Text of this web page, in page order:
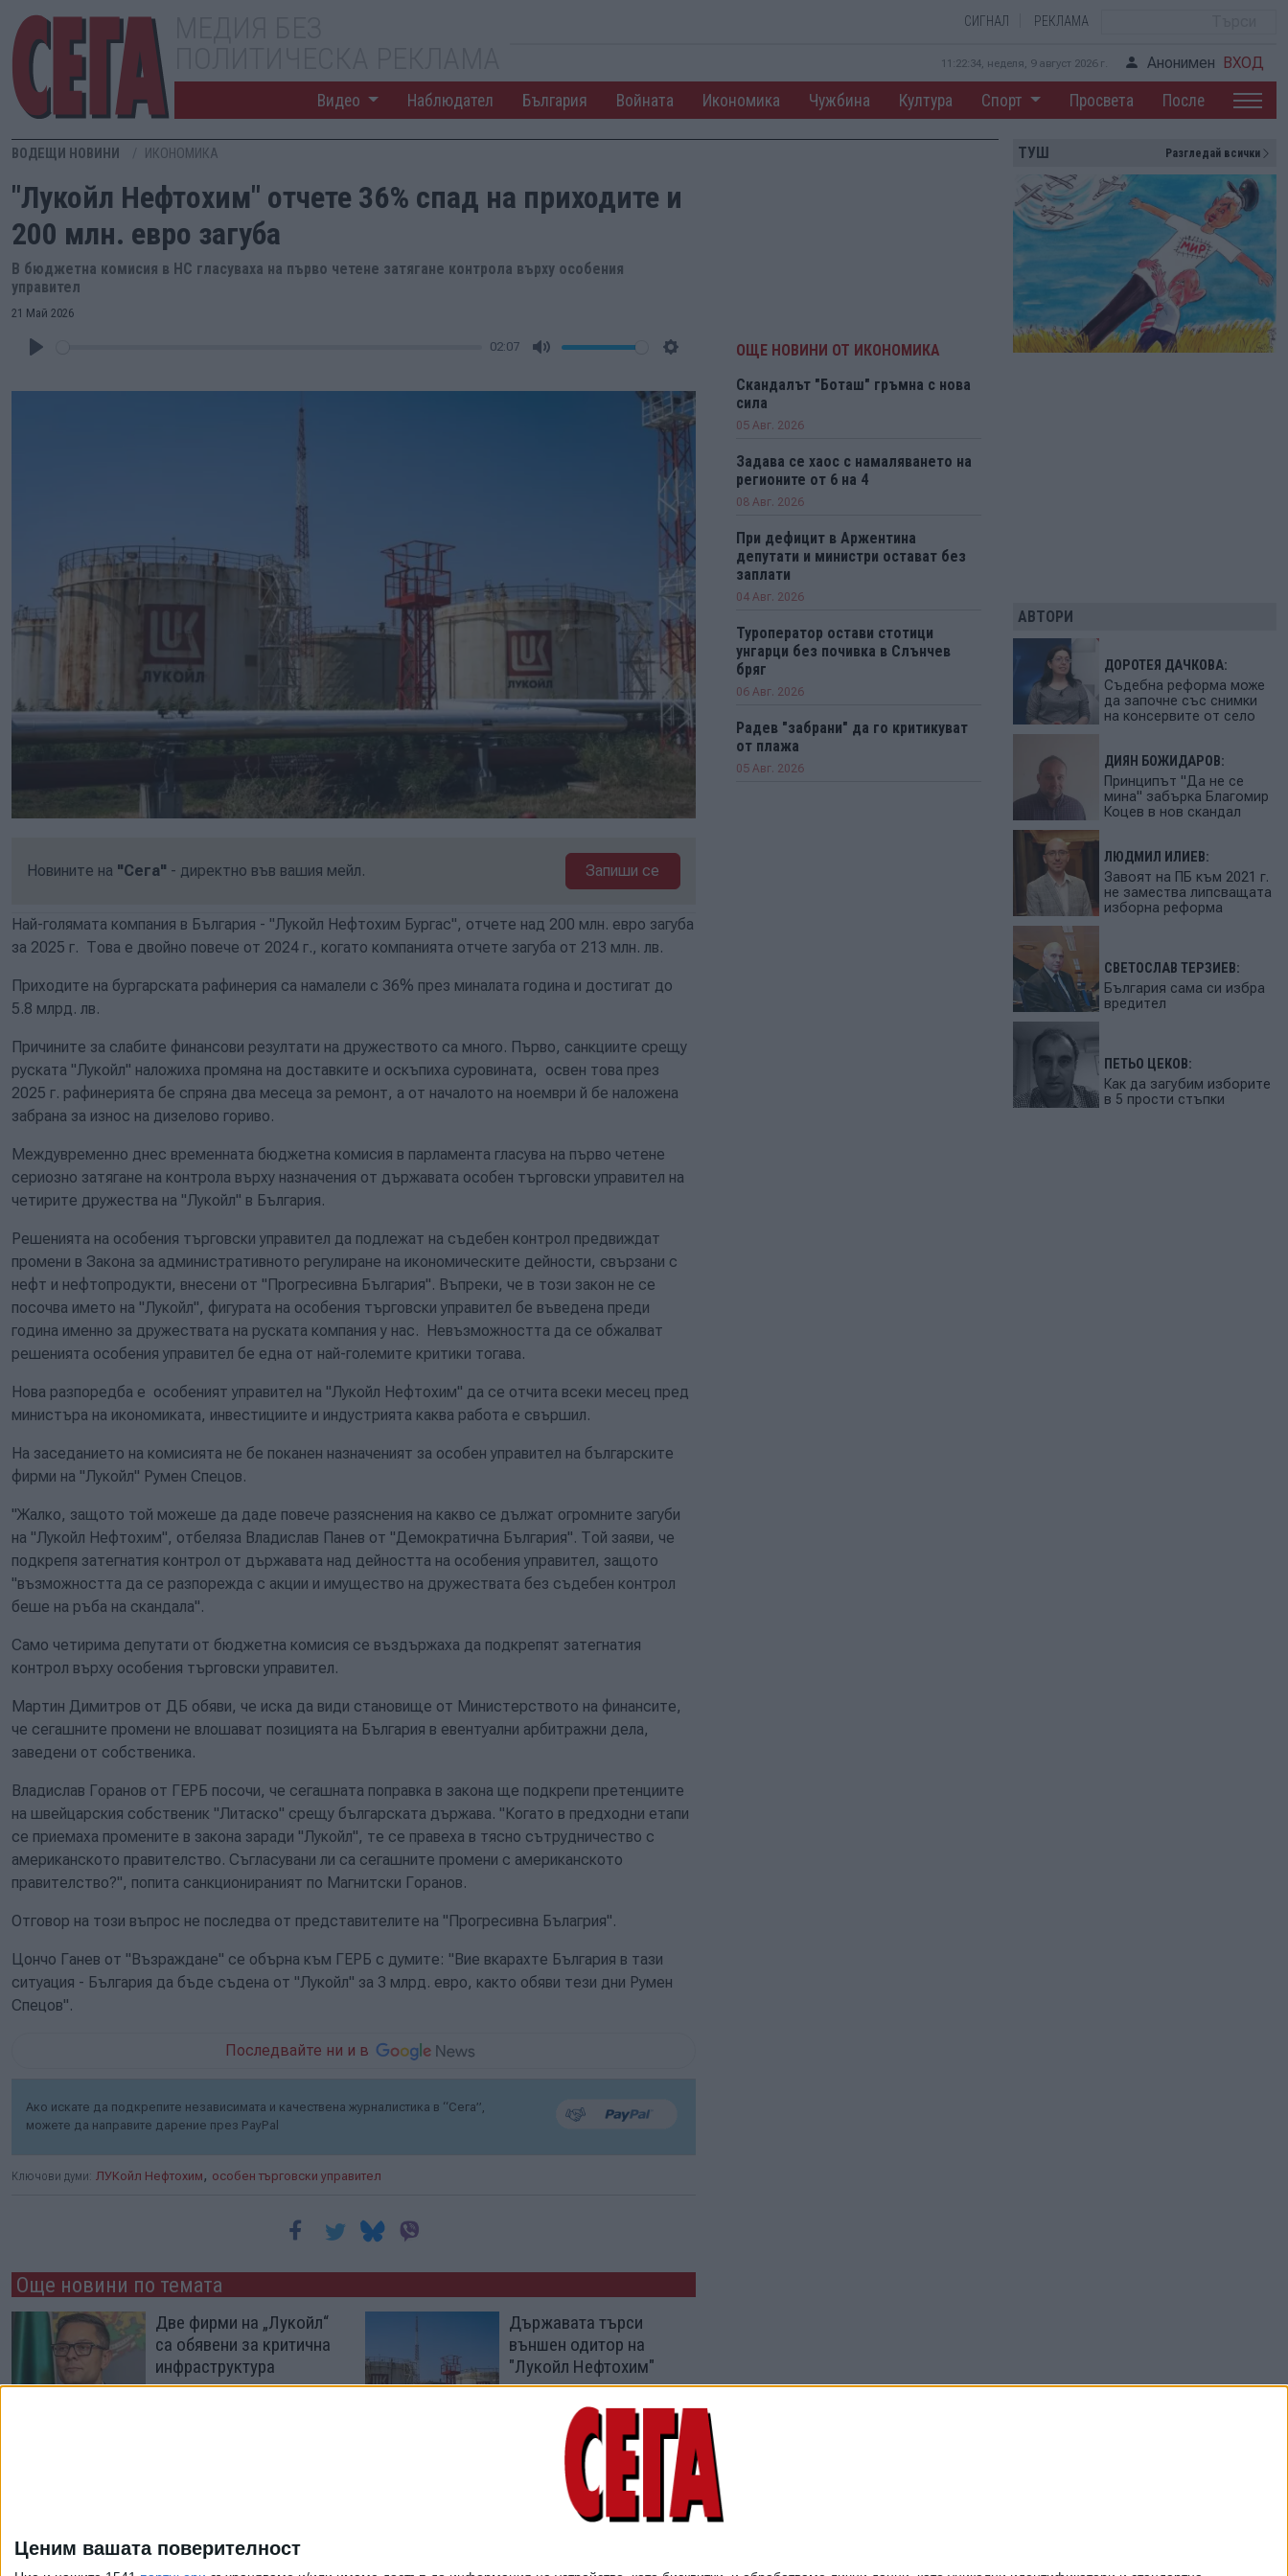
Ценим вашата поверителност
СИГНАЛ РЕКЛАМА
11:22:35, неделя, 9 август 2026 г. Анонимен ВХОД
Видео Наблюдател България Войната Икономика Чужбина Култура Спорт Просвета После
ВОДЕЩИ НОВИНИ ИКОНОМИКА
"Лукойл Нефтохим" отчете 36% спад на приходите и
200 млн. евро загуба
В бюджетна комисия в НС гласуваха на първо четене затягане контрола върху особения
управител
21 Май 2026
02:07
Новините на "Сега" - директно във вашия мейл. Запиши се
Най-голямата компания в България - "Лукойл Нефтохим Бургас", отчете над 200 млн. евро загуба
за 2025 г. Това е двойно повече от 2024 г., когато компанията отчете загуба от 213 млн. лв.
Приходите на бургарската рафинерия са намалели с 36% през миналата година и достигат до
5.8 млрд. лв.
Причините за слабите финансови резултати на дружеството са много. Първо, санкциите срещу
руската "Лукойл" наложиха промяна на доставките и оскъпиха суровината, освен това през
2025 г. рафинерията бе спряна два месеца за ремонт, а от началото на ноември й бе наложена
забрана за износ на дизелово гориво.
Междувременно днес временната бюджетна комисия в парламента гласува на първо четене
сериозно затягане на контрола върху назначения от държавата особен търговски управител на
четирите дружества на "Лукойл" в България.
Решенията на особения търговски управител да подлежат на съдебен контрол предвиждат
промени в Закона за административното регулиране на икономическите дейности, свързани с
нефт и нефтопродукти, внесени от "Прогресивна България". Въпреки, че в този закон не се
посочва името на "Лукойл", фигурата на особения търговски управител бе въведена преди
година именно за дружествата на руската компания у нас. Невъзможността да се обжалват
решенията особения управител бе една от най-големите критики тогава.
Нова разпоредба е особеният управител на "Лукойл Нефтохим" да се отчита всеки месец пред
министъра на икономиката, инвестициите и индустрията каква работа е свършил.
На заседанието на комисията не бе поканен назначеният за особен управител на българските
фирми на "Лукойл" Румен Спецов.
"Жалко, защото той можеше да даде повече разяснения на какво се дължат огромните загуби
на "Лукойл Нефтохим", отбеляза Владислав Панев от "Демократична България". Той заяви, че
подкрепя затегнатия контрол от държавата над дейността на особения управител, защото
"възможността да се разпорежда с акции и имущество на дружествата без съдебен контрол
беше на ръба на скандала".
Само четирима депутати от бюджетна комисия се въздържаха да подкрепят затегнатия
контрол върху особения търговски управител.
Мартин Димитров от ДБ обяви, че иска да види становище от Министерството на финансите,
че сегашните промени не влошават позицията на България в евентуални арбитражни дела,
заведени от собственика.
Владислав Горанов от ГЕРБ посочи, че сегашната поправка в закона ще подкрепи претенциите
на швейцарския собственик "Литаско" срещу българската държава. "Когато в предходни етапи
се приемаха промените в закона заради "Лукойл", те се правеха в тясно сътрудничество с
американското правителство. Съгласувани ли са сегашните промени с американското
правителство?", попита санкционираният по Магнитски Горанов.
Отговор на този въпрос не последва от представителите на "Прогресивна Бълагрия".
Цончо Ганев от "Възраждане" се обърна към ГЕРБ с думите: "Вие вкарахте България в тази
ситуация - България да бъде съдена от "Лукойл" за 3 млрд. евро, както обяви тези дни Румен
Спецов".
Последвайте ни и в
Ако искате да подкрепите независимата и качествена журналистика в “Сега”,
можете да направите дарение през PayPal
Ключови думи: ЛУКойл Нефтохим , особен търговски управител
Още новини по темата
Две фирми на „Лукойл“
са обявени за критична
инфраструктура
29 Юли 2026
Държавата търси
външен одитор на
"Лукойл Нефтохим"
09 Юли 2026
за "Лукойл Нефтохим"
Особеният управител
на "Лукойл" остана
съвсем без права
ОЩЕ НОВИНИ ОТ ИКОНОМИКА
Скандалът "Боташ" гръмна с нова
сила
05 Авг. 2026
Задава се хаос с намаляването на
регионите от 6 на 4
08 Авг. 2026
При дефицит в Аржентина
депутати и министри остават без
заплати
04 Авг. 2026
Туроператор остави стотици
унгарци без почивка в Слънчев
бряг
06 Авг. 2026
Радев "забрани" да го критикуват
от плажа
05 Авг. 2026
ТУШ Разгледай всички
АВТОРИ
ДОРОТЕЯ ДАЧКОВА:
Съдебна реформа може
да започне със снимки
на консервите от село
ДИЯН БОЖИДАРОВ:
Принципът "Да не се
мина" забърка Благомир
Коцев в нов скандал
ЛЮДМИЛ ИЛИЕВ:
Завоят на ПБ към 2021 г.
не замества липсващата
изборна реформа
СВЕТОСЛАВ ТЕРЗИЕВ:
България сама си избра
вредител
ПЕТЬО ЦЕКОВ:
Как да загубим изборите
в 5 прости стъпки